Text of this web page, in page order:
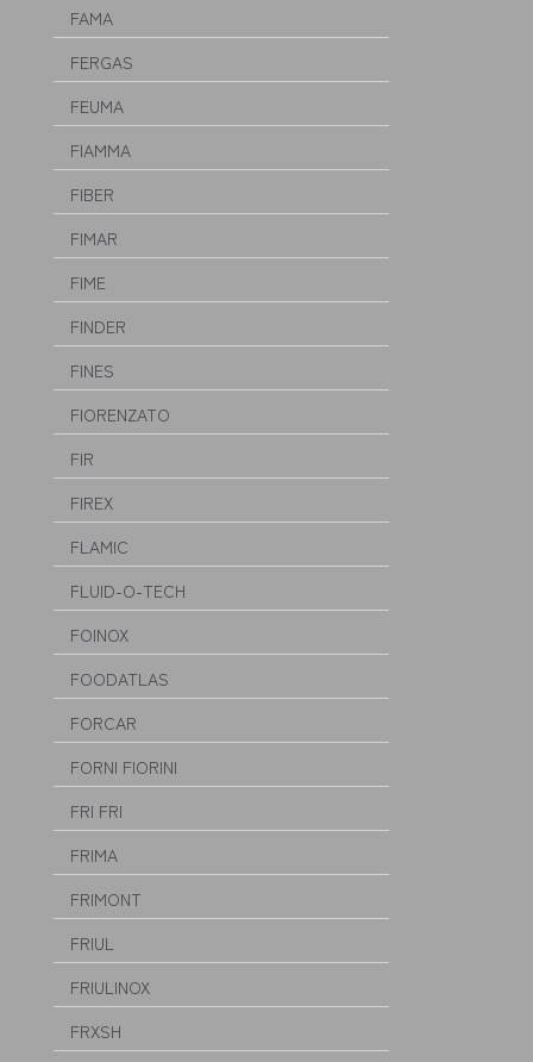
FAMA
FERGAS
FEUMA
FIAMMA
FIBER
FIMAR
FIME
FINDER
FINES
FIORENZATO
FIR
FIREX
FLAMIC
FLUID-O-TECH
FOINOX
FOODATLAS
FORCAR
FORNI FIORINI
FRI FRI
FRIMA
FRIMONT
FRIUL
FRIULINOX
FRXSH